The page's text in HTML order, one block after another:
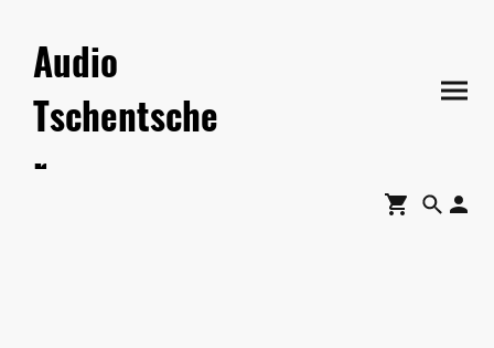
Audio
Tschentsche
r